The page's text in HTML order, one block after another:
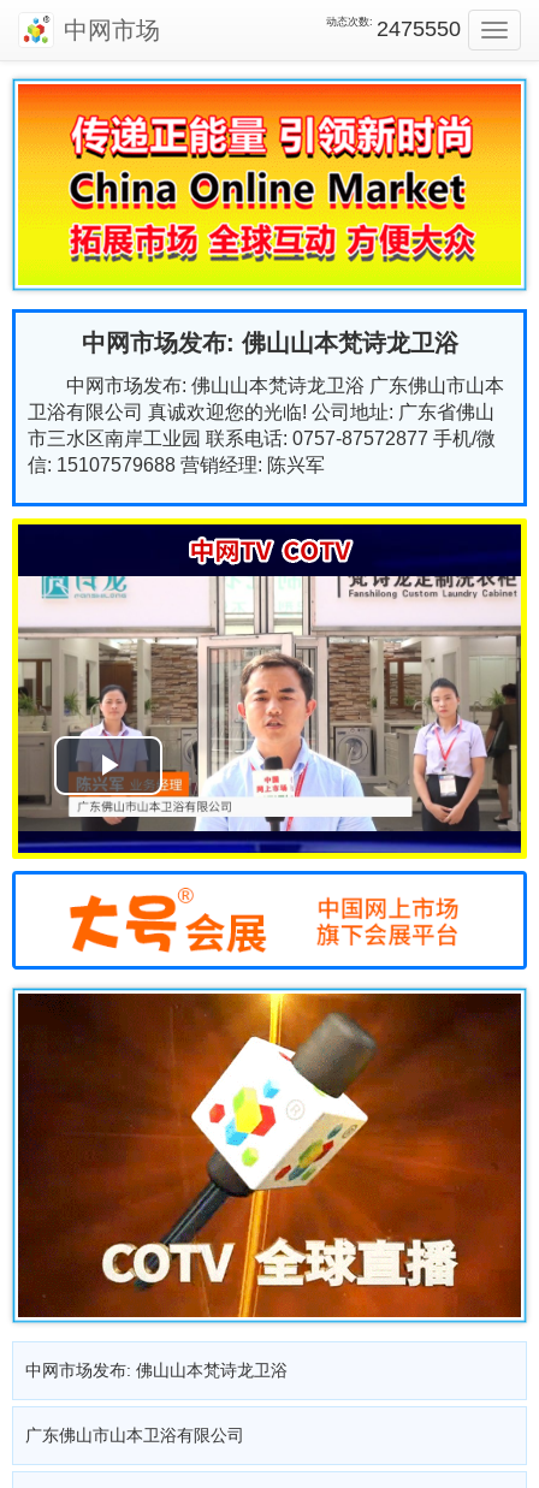
中网市场 动态次数: 2475550
中网市场发布: 佛山山本梵诗龙卫浴
中网市场发布: 佛山山本梵诗龙卫浴 广东佛山市山本
卫浴有限公司 真诚欢迎您的光临! 公司地址: 广东省佛山
市三水区南岸工业园 联系电话: 0757-87572877 手机/微
信: 15107579688 营销经理: 陈兴军
中网市场发布: 佛山山本梵诗龙卫浴
广东佛山市山本卫浴有限公司